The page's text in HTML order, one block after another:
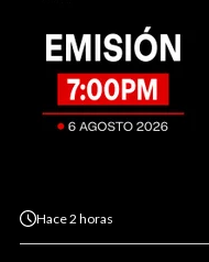
Hace2 horas